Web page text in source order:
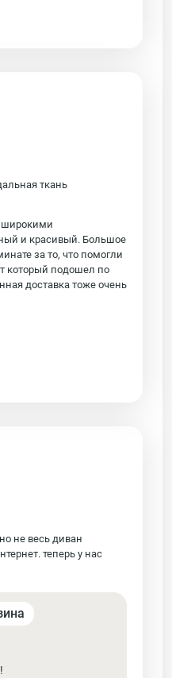
ткань
широкими
и красивый. Большое
за то, что помогли
который подошел по
доставка тоже очень
не весь диван
теперь у нас